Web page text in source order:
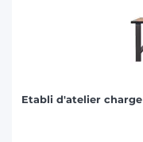
Etabli d'atelier charge